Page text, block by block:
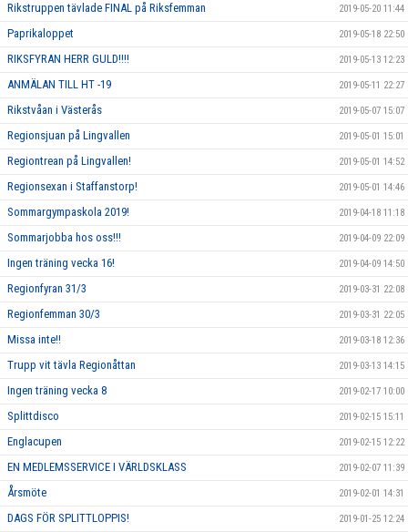
Rikstruppen tävlade FINAL på Riksfemman 2019-05-20 11:44
Paprikaloppet 2019-05-18 22:50
RIKSFYRAN HERR GULD!!!! 2019-05-13 12:23
ANMÄLAN TILL HT -19 2019-05-11 22:27
Rikstvåan i Västerås 2019-05-07 15:07
Regionsjuan på Lingvallen 2019-05-01 15:01
Regiontrean på Lingvallen! 2019-05-01 14:52
Regionsexan i Staffanstorp! 2019-05-01 14:46
Sommargympaskola 2019! 2019-04-18 11:18
Sommarjobba hos oss!!! 2019-04-09 22:09
Ingen träning vecka 16! 2019-04-09 14:50
Regionfyran 31/3 2019-03-31 22:08
Regionfemman 30/3 2019-03-31 22:05
Missa inte!! 2019-03-18 12:36
Trupp vit tävla Regionåttan 2019-03-13 14:15
Ingen träning vecka 8 2019-02-17 10:00
Splittdisco 2019-02-15 15:11
Englacupen 2019-02-15 12:22
EN MEDLEMSSERVICE I VÄRLDSKLASS 2019-02-07 11:39
Årsmöte 2019-02-01 14:31
DAGS FÖR SPLITTLOPPIS! 2019-01-25 12:24